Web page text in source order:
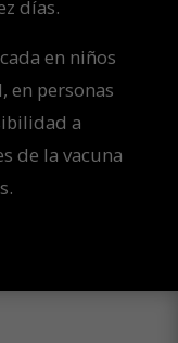
días.
en niños
en personas
a
de la vacuna